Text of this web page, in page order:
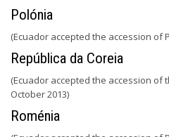
Polónia
(Ecuador accepted the accession of
República da Coreia
(Ecuador accepted the accession of
October 2013)
Roménia